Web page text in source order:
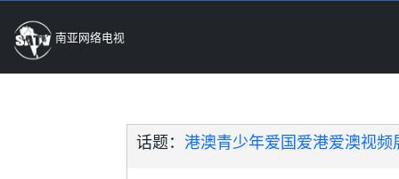
南亚网络电视
话题： 港澳青少年爱国爱港爱澳视